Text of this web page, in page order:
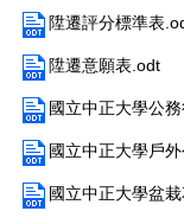
陞遷評分標準表
陞遷意願表.odt
國立中正大學公
國立中正大學戶
國立中正大學盆